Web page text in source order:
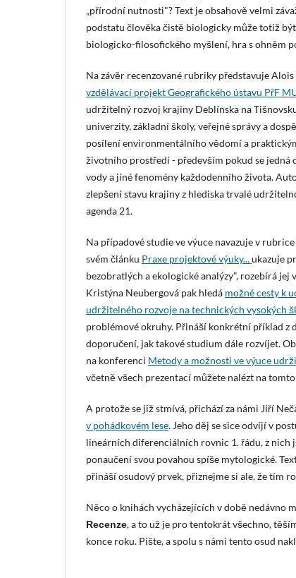
„přírodní nutnosti"? Text je obsahově velmi
podstatu člověka čistě biologicky může totiž
biologicko-filosofického myšlení, hra s ohněm
Na závěr recenzované rubriky představuje
vzdělávací projekt Geografického ústavu PřF
udržitelný rozvoj krajiny Deblínska na
univerzity, základní školy, veřejné správy a
posílení environmentálního vědomí a
životního prostředí - především pokud se jedná
vody a jiné fenomény každodenního života.
zlepšení stavu krajiny z hlediska trvalé
agenda 21.
Na případové studie ve výuce navazuje v
svém článku Praxe projektové výuky...ukazuje
bezobratlých a ekologické analýzy", rozebírá jej
Kristýna Neubergová pak hledá možné cesty k
udržitelného rozvoje na technických vysokých
problémové okruhy. Přináší konkrétní příklad z
doporučení, jak takové studium dále rozvíjet.
na konferenci Metody a možnosti ve výuce
včetně všech prezentací můžete nalézt na tomto
A protože se již stmívá, přichází za námi Jiří
v pohádkovém lese. Jeho děj se sice odvíjí v
lineárních diferenciálních rovnic 1. řádu, z nich
ponaučení svou povahou spíše mytologické.
přináší osudový prvek, přiznejme si ale, že tím
Něco o knihách vycházejících v době nedávno
Recenze, a to už je pro tentokrát všechno,
konce roku. Pište, a spolu s námi tento osud